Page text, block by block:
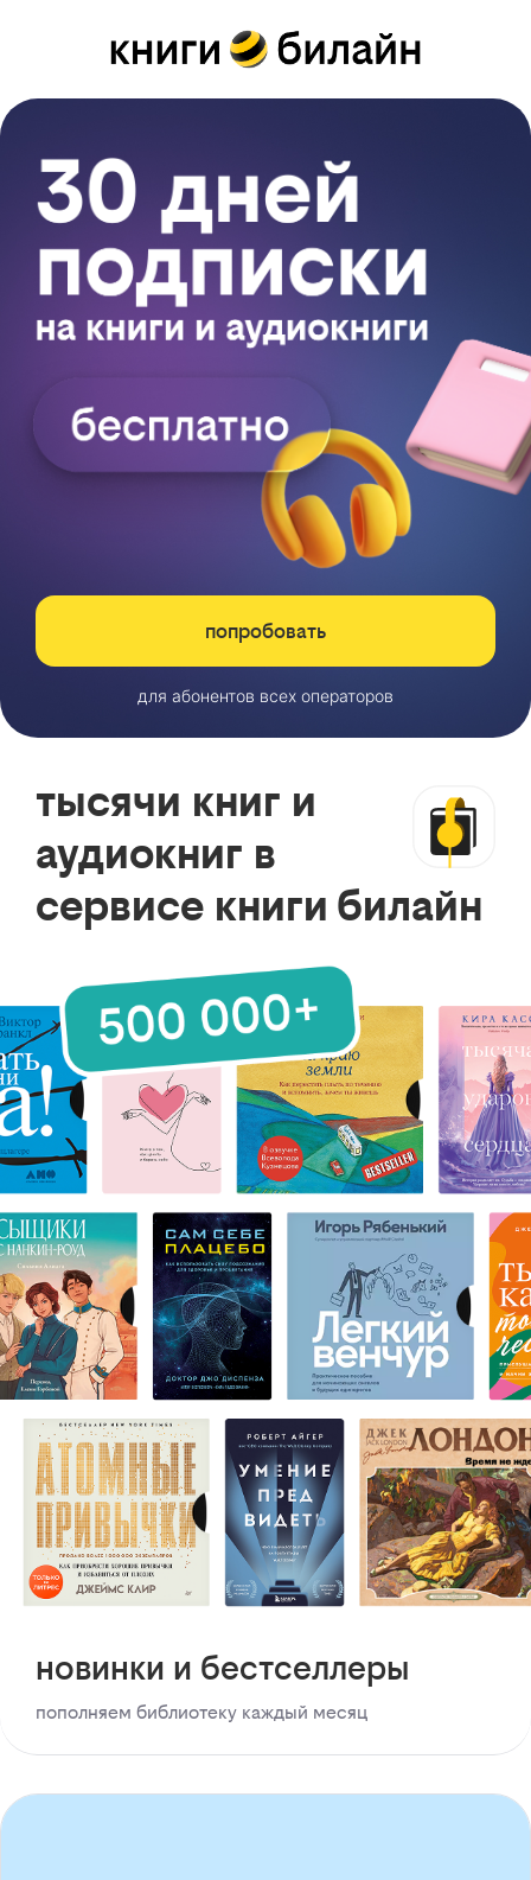
попробовать
для абонентов всех операторов
тысячи книг и
аудиокниг в
сервисе книги билайн
новинки и бестселлеры
пополняем библиотеку каждый месяц